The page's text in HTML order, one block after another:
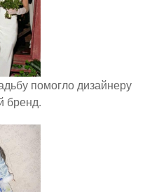
помогло дизайнеру
бренд.